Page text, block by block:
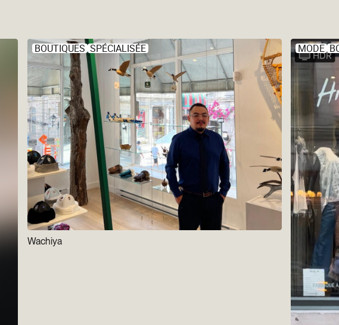
BOUTIQUES SPÉCIALISÉE
Wachiya
MODE